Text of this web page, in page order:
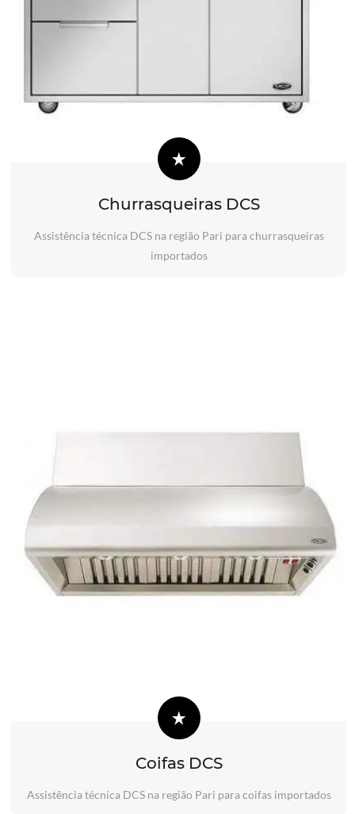
Churrasqueiras DCS
Assistência técnica DCS na região Pari para churrasqueiras
importados
Coifas DCS
Assistência técnica DCS na região Pari para coifas importados